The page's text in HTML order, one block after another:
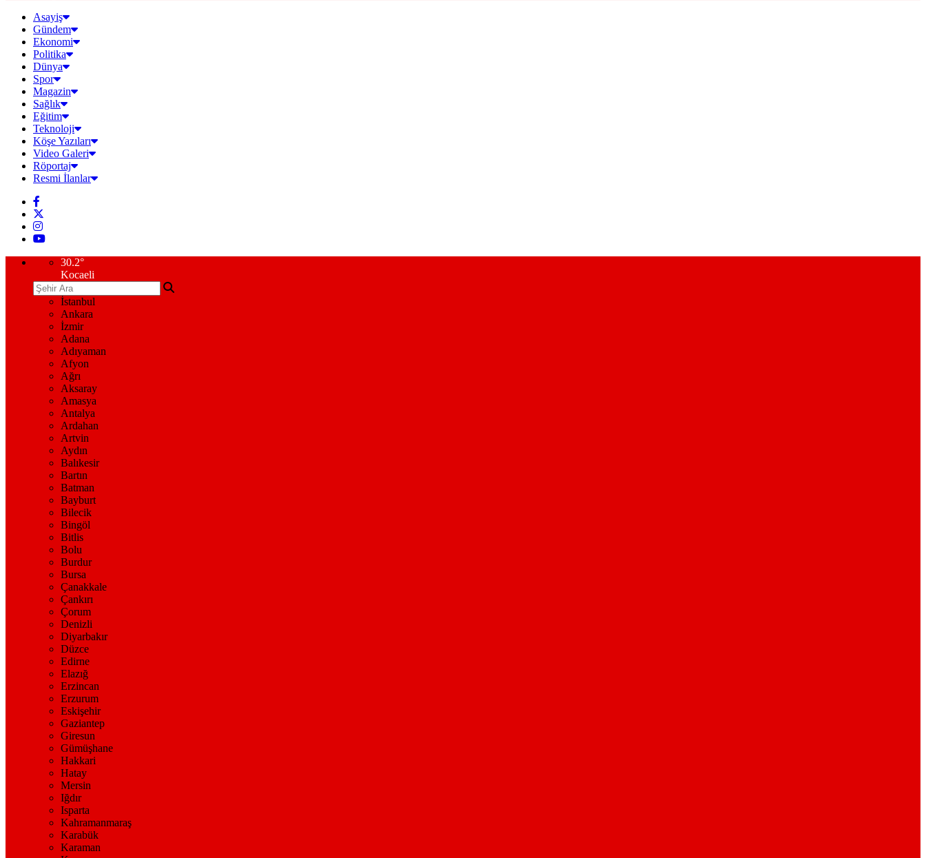
Asayiş
Gündem
Ekonomi
Politika
Dünya
Spor
Magazin
Sağlık
Eğitim
Teknoloji
Köşe Yazıları
Video Galeri
Röportaj
Resmi İlanlar
30.2°
Kocaeli
İstanbul
Ankara
İzmir
Adana
Adıyaman
Afyon
Ağrı
Aksaray
Amasya
Antalya
Ardahan
Artvin
Aydın
Balıkesir
Bartın
Batman
Bayburt
Bilecik
Bingöl
Bitlis
Bolu
Burdur
Bursa
Çanakkale
Çankırı
Çorum
Denizli
Diyarbakır
Düzce
Edirne
Elazığ
Erzincan
Erzurum
Eskişehir
Gaziantep
Giresun
Gümüşhane
Hakkari
Hatay
Mersin
Iğdır
Isparta
Kahramanmaraş
Karabük
Karaman